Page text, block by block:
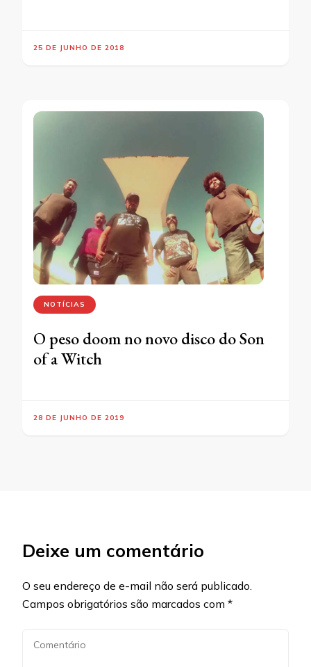
25 DE JUNHO DE 2018
NOTÍCIAS
O peso doom no novo disco do Son
of a Witch
28 DE JUNHO DE 2019
Deixe um comentário
O seu endereço de e-mail não será publicado.
Campos obrigatórios são marcados com *